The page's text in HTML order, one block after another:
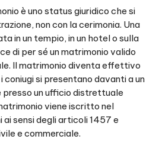
è uno status giuridico che si
non con la cerimonia. Una
in un tempio, in un hotel o sulla
di per sé un matrimonio valido
Il matrimonio diventa effettivo
coniugi si presentano davanti a un
un ufficio distrettuale
viene iscritto nel
ai sensi degli articoli 1457 e
e commerciale.